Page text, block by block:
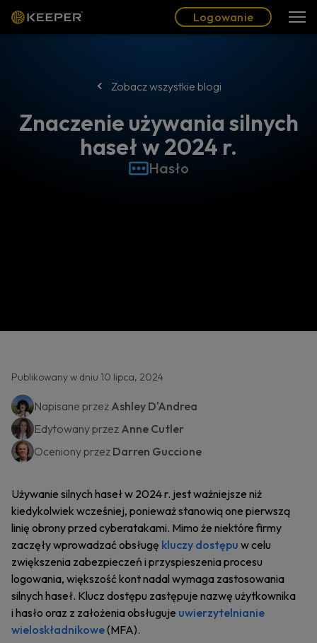
Logowanie
Zobacz wszystkie blogi
Znaczenie używania silnych
haseł w 2024 r.
Hasło
Publikowany w dniu 10 lipca, 2024
Napisane przez Ashley D'Andrea
Edytowany przez Anne Cutler
Oceniony przez Darren Guccione
Używanie silnych haseł w 2024 r. jest ważniejsze niż
kiedykolwiek wcześniej, ponieważ stanowią one pierwszą
linię obrony przed cyberatakami. Mimo że niektóre firmy
zaczęły wprowadzać obsługę kluczy dostępu w celu
zwiększenia zabezpieczeń i przyspieszenia procesu
logowania, większość kont nadal wymaga zastosowania
silnych haseł. Klucz dostępu zastępuje nazwę użytkownika
i hasło oraz z założenia obsługuje uwierzytelnianie
wieloskładnikowe(MFA).